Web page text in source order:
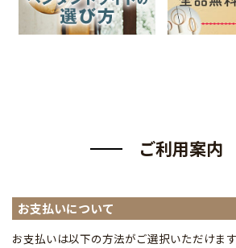
ご利用案内
お支払いについて
お支払いは以下の方法がご選択いただけます